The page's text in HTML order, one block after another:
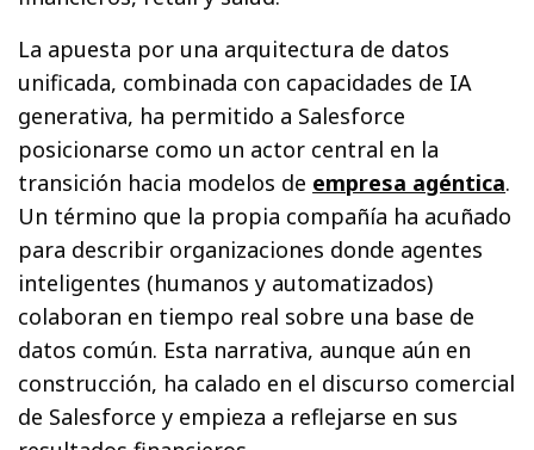
La apuesta por una arquitectura de datos
unificada, combinada con capacidades de IA
generativa, ha permitido a Salesforce
posicionarse como un actor central en la
transición hacia modelos de empresa agéntica.
Un término que la propia compañía ha acuñado
para describir organizaciones donde agentes
inteligentes (humanos y automatizados)
colaboran en tiempo real sobre una base de
datos común. Esta narrativa, aunque aún en
construcción, ha calado en el discurso comercial
de Salesforce y empieza a reflejarse en sus